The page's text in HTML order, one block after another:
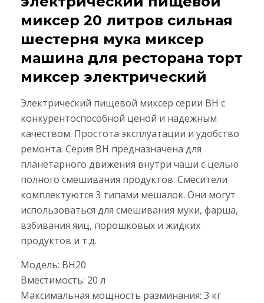
миксер 20 литров сильная
шестерня мука миксер
машина для ресторана торт
миксер электрический
Электрический пищевой миксер серии BH с
конкурентоспособной ценой и надежным
качеством. Простота эксплуатации и удобство
ремонта. Серия BH предназначена для
планетарного движения внутри чаши с целью
полного смешивания продуктов. Смесители
комплектуются 3 типами мешалок. Они могут
использоваться для смешивания муки, фарша,
взбивания яиц, порошковых и жидких
продуктов и т.д.
Модель: BH20
Вместимость: 20 л
Максимальная мощность разминания: 3 кг